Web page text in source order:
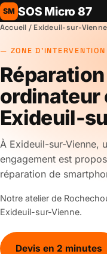
SM SOS Micro 87
Accueil / Exideuil-sur-Vienne
ZONE
ordinateur
Exideuil-
À Exideuil-sur-Vienne,
engagement est
réparation de
Notre atelier de
Exideuil-sur-Vienne.
Devis en 2 minutes